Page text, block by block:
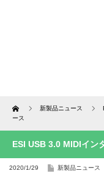
Home 新製品ニュース
ース
ESI USB 3.0 MIDIイン
2020/1/29 新製品ニュース